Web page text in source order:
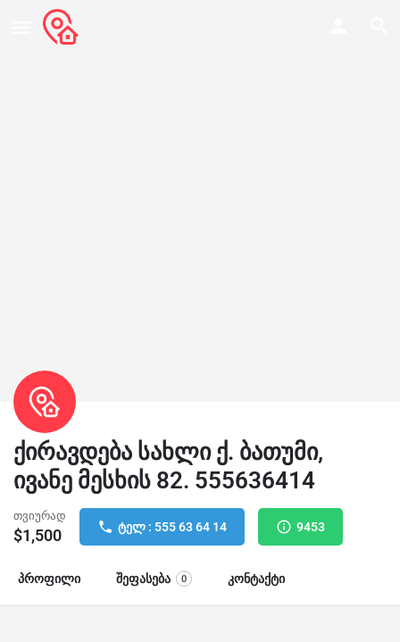
ქირავდება სახლი ქ. ბათუმი,
ივანე მესხის 82. 555636414
თვიურად
$1,500 ტელ : 555 63 64 14 9453
პროფილი შეფასება 0 კონტაქტი